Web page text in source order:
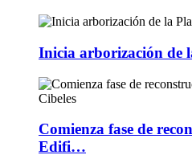
Inicia arborización
Comienza fase de
Edifi…